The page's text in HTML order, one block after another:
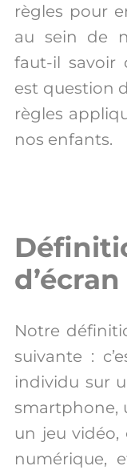
règles pour
au sein de
faut-il savoir
est question
règles
nos enfants.
d’écran
Notre
suivante :
individu sur
smartphone,
un jeu
numérique,